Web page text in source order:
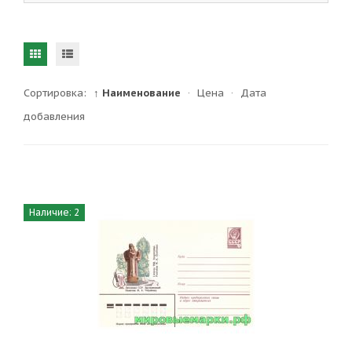
Сортировка: ↑ Наименование · Цена ·
Дата
добавления
Наличие: 2